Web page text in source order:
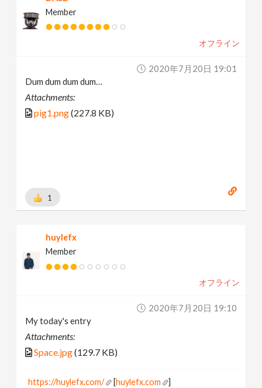
Member
オフライン
2020年7月20日 19:01
Dum dum dum dum…
Attachments:
pig1.png(227.8 KB)
1
huylefx
Member
オフライン
2020年7月20日 19:10
My today's entry
Attachments:
Space.jpg(129.7 KB)
https://huylefx.com/ [huylefx.com ]